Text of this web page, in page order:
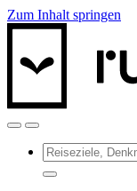
Zum Inhalt springen